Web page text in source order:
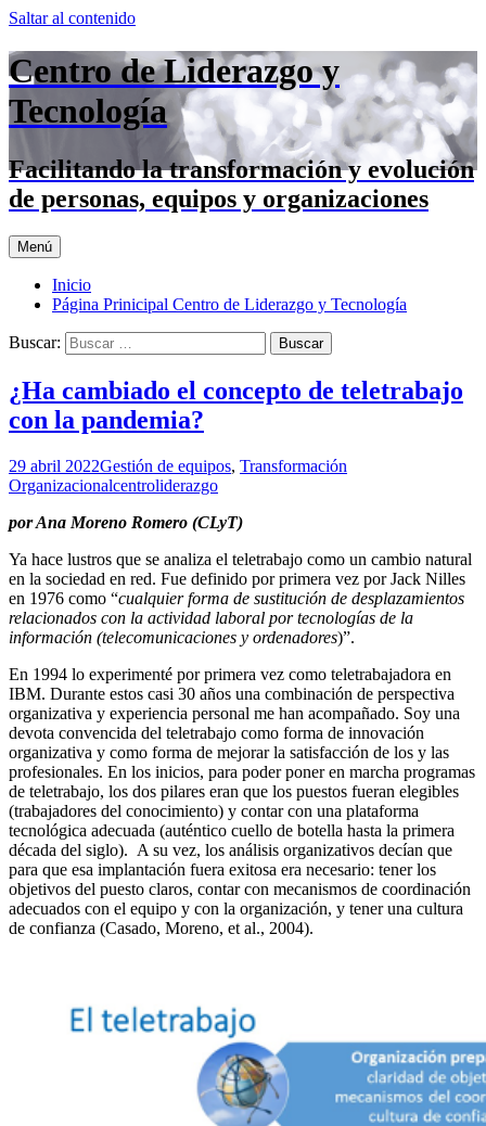
Saltar al contenido
Centro de Liderazgo y
Tecnología
Facilitando la transformación y evolución
de personas, equipos y organizaciones
Menú
Inicio
Página Prinicipal Centro de Liderazgo y Tecnología
Buscar:
¿Ha cambiado el concepto de teletrabajo
con la pandemia?
29 abril 2022Gestión de equipos, Transformación
Organizacionalcentroliderazgo
por Ana Moreno Romero (CLyT)
Ya hace lustros que se analiza el teletrabajo como un cambio natural
en la sociedad en red. Fue definido por primera vez por Jack Nilles
en 1976 como “cualquier forma de sustitución de desplazamientos
relacionados con la actividad laboral por tecnologías de la
información (telecomunicaciones y ordenadores)”.
En 1994 lo experimenté por primera vez como teletrabajadora en
IBM. Durante estos casi 30 años una combinación de perspectiva
organizativa y experiencia personal me han acompañado. Soy una
devota convencida del teletrabajo como forma de innovación
organizativa y como forma de mejorar la satisfacción de los y las
profesionales. En los inicios, para poder poner en marcha programas
de teletrabajo, los dos pilares eran que los puestos fueran elegibles
(trabajadores del conocimiento) y contar con una plataforma
tecnológica adecuada (auténtico cuello de botella hasta la primera
década del siglo). A su vez, los análisis organizativos decían que
para que esa implantación fuera exitosa era necesario: tener los
objetivos del puesto claros, contar con mecanismos de coordinación
adecuados con el equipo y con la organización, y tener una cultura
de confianza (Casado, Moreno, et al., 2004).